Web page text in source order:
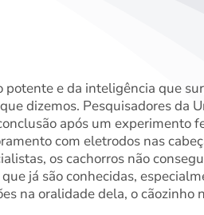
potente e da inteligência que
dizemos. Pesquisadores da
após um experimento
com eletrodos nas
os cachorros não
já são conhecidas,
na oralidade dela, o cãozinho